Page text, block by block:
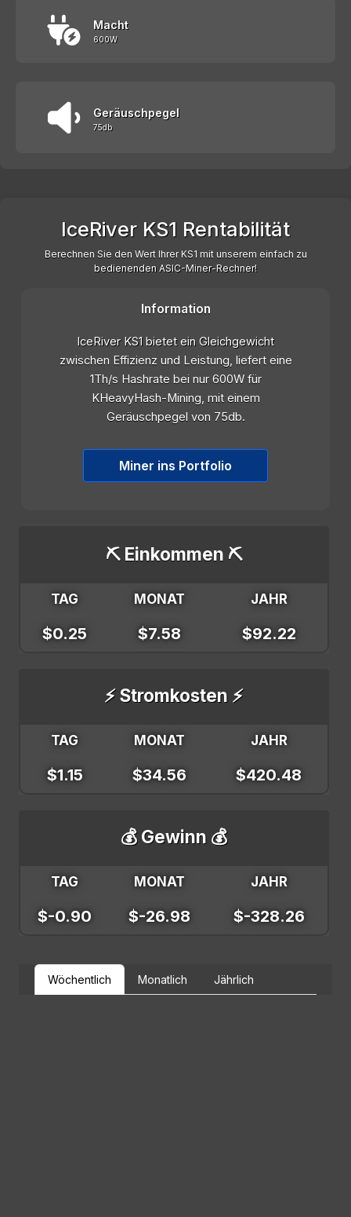
Macht
600W
Geräuschpegel
75db
IceRiver KS1 Rentabilität
Berechnen Sie den Wert Ihrer KS1 mit unserem einfach zu
bedienenden ASIC-Miner-Rechner!
Information
IceRiver KS1 bietet ein Gleichgewicht
zwischen Effizienz und Leistung, liefert eine
1Th/s Hashrate bei nur 600W für
KHeavyHash-Mining, mit einem
Geräuschpegel von 75db.
Miner ins Portfolio
⛏️ Einkommen ⛏️
TAG MONAT JAHR
$0.25 $7.58 $92.22
⚡ Stromkosten ⚡
TAG MONAT JAHR
$1.15 $34.56 $420.48
💰 Gewinn 💰
TAG MONAT JAHR
$-0.90 $-26.98 $-328.26
Wöchentlich Monatlich Jährlich